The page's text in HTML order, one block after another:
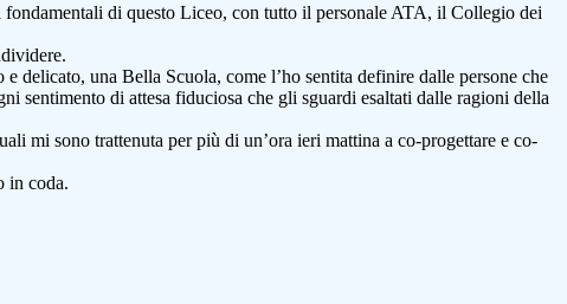
di questo Liceo, con tutto il personale ATA, il Collegio dei
delicato, una Bella Scuola, come l’ho sentita definire dalle persone che
sentimento di attesa fiduciosa che gli sguardi esaltati dalle ragioni della
mi sono trattenuta per più di un’ora ieri mattina a co-progettare e co-
in coda.